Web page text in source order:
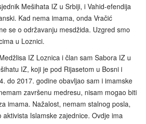
Mešihata IZ u Srbiji, i Vahid-efendija
Kad nema imama, onda Vračić
se o održavanju mesdžida. Uzgred smo
u Loznici.
IZ Loznica i član sam Sabora IZ u
IZ, koji je pod Rijasetom u Bosni i
do 2017. godine obavljao sam i imamske
završenu medresu, nisam mogao biti
imama. Nažalost, nemam stalnog posla,
Islamske zajednice. Ovdje ima